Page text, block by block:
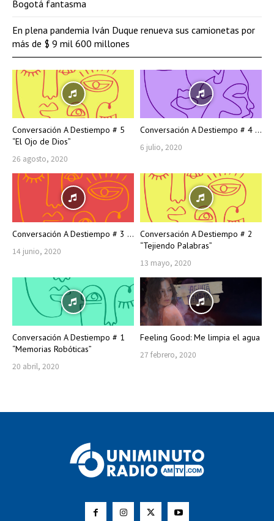
Conversación A Destiempo # 5
“El Ojo de Dios”
26 agosto, 2020
Conversación A Destiempo # 4 ...
6 julio, 2020
Conversación A Destiempo # 3 ...
14 junio, 2020
Conversación A Destiempo # 2
“Tejiendo Palabras”
13 mayo, 2020
Conversación A Destiempo # 1
“Memorias Robóticas”
20 abril, 2020
Feeling Good: Me limpia el agua
27 febrero, 2020
Bogotá fantasma
En plena pandemia Iván Duque renueva sus camionetas por
más de $ 9 mil 600 millones